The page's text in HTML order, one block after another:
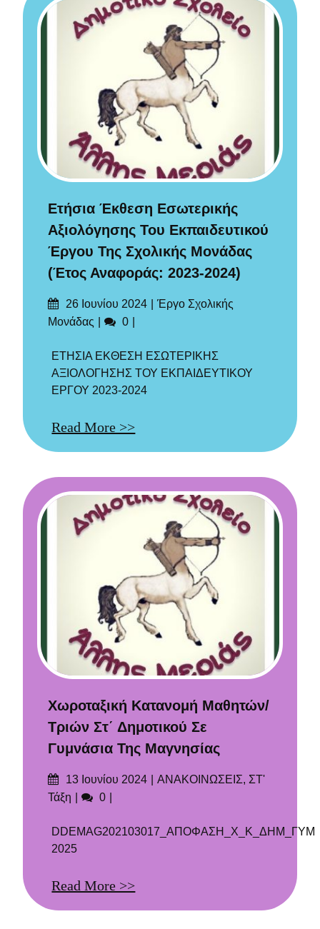
Ετήσια Έκθεση Εσωτερικής
Αξιολόγησης Του Εκπαιδευτικού
Έργου Της Σχολικής Μονάδας
(έτος Αναφοράς: 2023-2024)
Δημοσιεύτηκε
στις
26 Ιουνίου 2024 Categories
Έργο Σχολικής
Μονάδας
Σχόλια
0
ΕΤΗΣΙΑ ΕΚΘΕΣΗ ΕΣΩΤΕΡΙΚΗΣ
ΑΞΙΟΛΟΓΗΣΗΣ ΤΟΥ ΕΚΠΑΙΔΕΥΤΙΚΟΥ
ΕΡΓΟΥ 2023-2024
Read More >>
Χωροταξική Κατανομή Μαθητών/
Τριών Στ΄ Δημοτικού Σε
Γυμνάσια Της Μαγνησίας
Δημοσιεύτηκε
στις
13 Ιουνίου 2024 Categories
ΑΝΑΚΟΙΝΩΣΕΙΣ, ΣΤ'
Τάξη
Σχόλια
0
DDEMAG202103017_ΑΠΟΦΑΣΗ_Χ_Κ_ΔΗΜ_ΓΥΜ
2025
Read More >>